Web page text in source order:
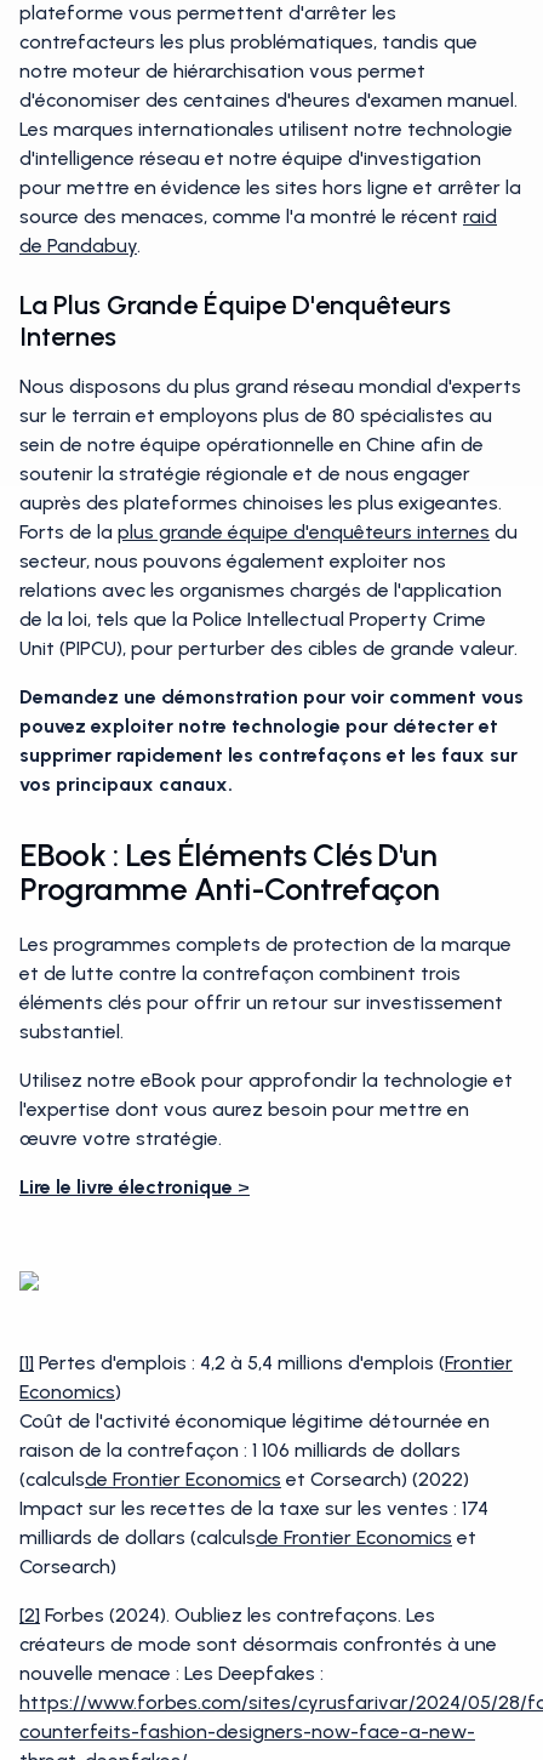
plateforme vous permettent d'arrêter les
contrefacteurs les plus problématiques, tandis que
notre moteur de hiérarchisation vous permet
d'économiser des centaines d'heures d'examen manuel.
Les marques internationales utilisent notre technologie
d'intelligence réseau et notre équipe d'investigation
pour mettre en évidence les sites hors ligne et arrêter la
source des menaces, comme l'a montré le récent raid
de Pandabuy.
La Plus Grande Équipe D'enquêteurs
Internes
Nous disposons du plus grand réseau mondial d'experts
sur le terrain et employons plus de 80 spécialistes au
sein de notre équipe opérationnelle en Chine afin de
soutenir la stratégie régionale et de nous engager
auprès des plateformes chinoises les plus exigeantes.
Forts de la plus grande équipe d'enquêteurs internes du
secteur, nous pouvons également exploiter nos
relations avec les organismes chargés de l'application
de la loi, tels que la Police Intellectual Property Crime
Unit (PIPCU), pour perturber des cibles de grande valeur.
Demandez une démonstration pour voir comment vous
pouvez exploiter notre technologie pour détecter et
supprimer rapidement les contrefaçons et les faux sur
vos principaux canaux.
EBook : Les Éléments Clés D'un
Programme Anti-Contrefaçon
Les programmes complets de protection de la marque
et de lutte contre la contrefaçon combinent trois
éléments clés pour offrir un retour sur investissement
substantiel.
Utilisez notre eBook pour approfondir la technologie et
l'expertise dont vous aurez besoin pour mettre en
œuvre votre stratégie.
Lire le livre électronique >
[1] Pertes d'emplois : 4,2 à 5,4 millions d'emplois (Frontier
Economics)
Coût de l'activité économique légitime détournée en
raison de la contrefaçon : 1 106 milliards de dollars
(calculsde Frontier Economics et Corsearch) (2022)
Impact sur les recettes de la taxe sur les ventes : 174
milliards de dollars (calculsde Frontier Economics et
Corsearch)
[2] Forbes (2024). Oubliez les contrefaçons. Les
créateurs de mode sont désormais confrontés à une
nouvelle menace : Les Deepfakes :
https://www.forbes.com/sites/cyrusfarivar/2024/05/28/
counterfeits-fashion-designers-now-face-a-new-